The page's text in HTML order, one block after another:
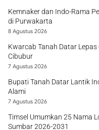
Kemnaker dan Indo-Rama
di Purwakarta
8 Agustus 2026
Kwarcab Tanah Datar
Cibubur
7 Agustus 2026
Bupati Tanah Datar Lantik
Alami
7 Agustus 2026
Timsel Umumkan 25 Nama
Sumbar 2026-2031